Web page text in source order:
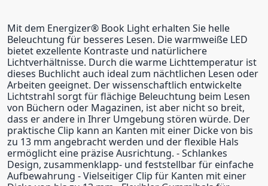
Mit dem Energizer® Book Light erhalten Sie helle
Beleuchtung für besseres Lesen. Die warmweiße LED
bietet exzellente Kontraste und natürlichere
Lichtverhältnisse. Durch die warme Lichttemperatur ist
dieses Buchlicht auch ideal zum nächtlichen Lesen oder
Arbeiten geeignet. Der wissenschaftlich entwickelte
Lichtstrahl sorgt für flächige Beleuchtung beim Lesen
von Büchern oder Magazinen, ist aber nicht so breit,
dass er andere in Ihrer Umgebung stören würde. Der
praktische Clip kann an Kanten mit einer Dicke von bis
zu 13 mm angebracht werden und der flexible Hals
ermöglicht eine präzise Ausrichtung. - Schlankes
Design, zusammenklapp- und feststellbar für einfache
Aufbewahrung - Vielseitiger Clip für Kanten mit einer